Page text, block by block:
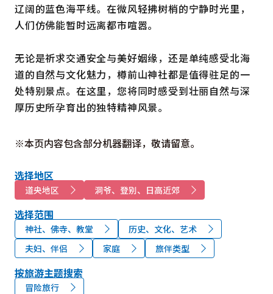
辽阔的蓝色海平线。在微风轻拂树梢的宁静时光里，
人们仿佛能暂时远离都市喧嚣。
无论是祈求交通安全与美好姻缘，还是单纯感受北海
道的自然与文化魅力，樽前山神社都是值得驻足的一
处特别景点。在这里，您将同时感受到壮丽自然与深
厚历史所孕育出的独特精神风景。
※本页内容包含部分机器翻译，敬请留意。
选择地区
道央地区 洞爷、登别、日高近郊
选择范围
神社、佛寺、教堂
历史、文化、艺术
夫妇、伴侣
家庭 旅伴类型
按旅游主题搜索
冒险旅行